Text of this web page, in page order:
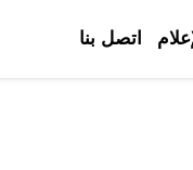
اتصل بنا